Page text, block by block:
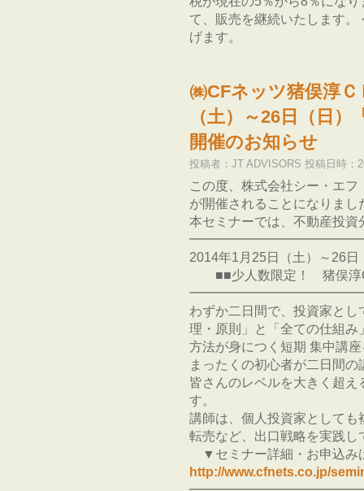
て、販売を継続いたします
げます。
㈱CFネッツ猪俣淳
（土）～26日（日
開催のお知らせ
投稿者：JT ADVISORS 投稿日時：
この度、株式会社シー・エ
が開催されることになりまし
本セミナーでは、不動産投
2014年1月25日（土）～26日
■■少人数限定！ 猪俣淳
わずか二日間で、投資家と
理・原則」と「全ての仕組
方法が身につく短期 集中講
まったくの初心者が二日間
皆さんのレベルを大きく超
す。
講師は、個人投資家として
転売など、出口戦略を実践し
▼セミナー詳細・お申込み
http://www.cfnets.co.jp/